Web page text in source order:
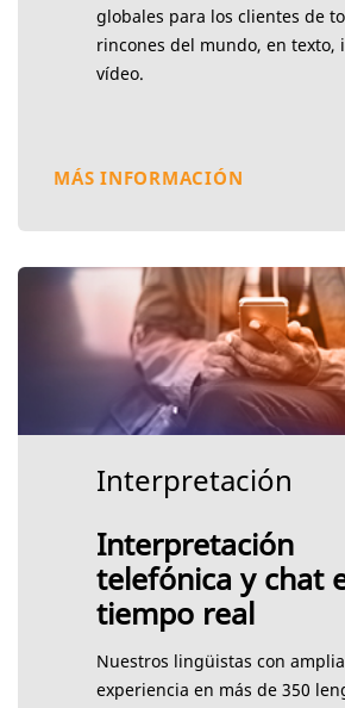
globales para los clientes de
rincones del mundo, en texto,
vídeo.
MÁS INFORMACIÓN
Interpretación
Interpretación
telefónica y chat
tiempo real
Nuestros lingüistas con amplia
experiencia en más de 350